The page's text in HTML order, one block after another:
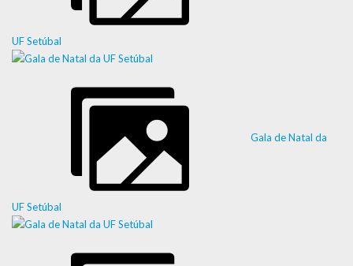
UF Setúbal
Gala de Natal da
UF Setúbal